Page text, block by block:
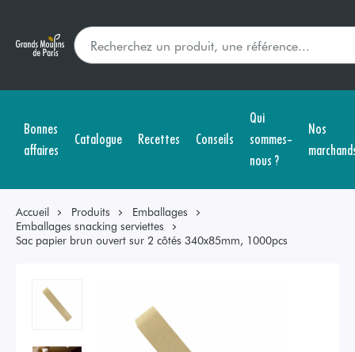
Bonnes
affaires
Catalogue Recettes Conseils
Qui
sommes-
nous ?
Nos
Accueil Produits
Emballages
Emballages snacking serviettes
Sac papier brun ouvert sur 2 côtés 340x85mm, 1000pcs